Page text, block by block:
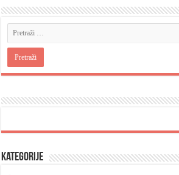
Kategorije